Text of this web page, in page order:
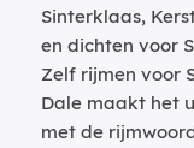
Sinterklaas,
en dichten voor
Zelf rijmen voor
Dale maakt het
met de